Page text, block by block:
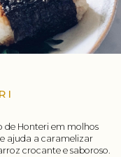
de Honteri em molhos
ajuda a caramelizar
crocante e saboroso.